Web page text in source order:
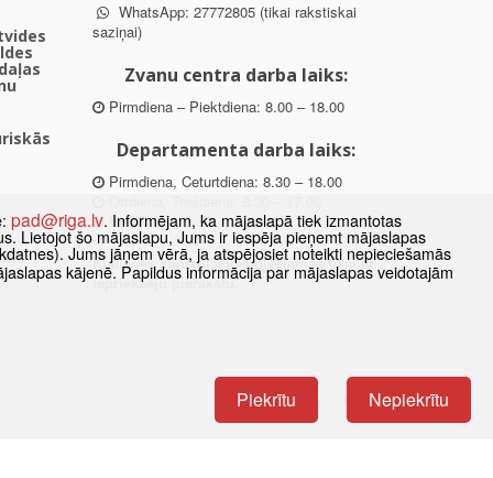
WhatsApp: 27772805 (tikai rakstiskai
saziņai)
Zvanu centra darba laiks:
Pirmdiena – Piektdiena: 8.00 – 18.00
Departamenta darba laiks:
Pirmdiena, Ceturtdiena: 8.30 – 18.00
Piektdiena: 8.30 – 15.00
Klātienes konsultācijas pieejamas tikai ar
iepriekšēju pierakstu.
pad@riga.lv. Informējam, ka mājaslapā tiek izmantotas
Lietojot šo mājaslapu, Jums ir iespēja pieņemt mājaslapas
Jums jāņem vērā, ja atspējosiet noteikti nepieciešamās
kājenē. Papildus informācija par mājaslapas veidotajām
Piekrītu Nepiekrītu